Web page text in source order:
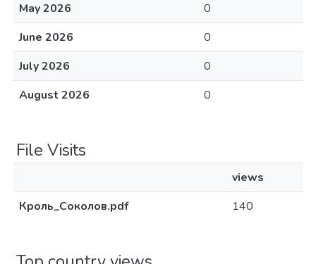
May 2026
0
June 2026
0
July 2026
0
August 2026
0
File Visits
views
Кроль_Соколов.pdf
140